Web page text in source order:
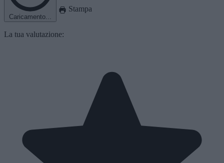
Caricamento...
Stampa
La tua valutazione: